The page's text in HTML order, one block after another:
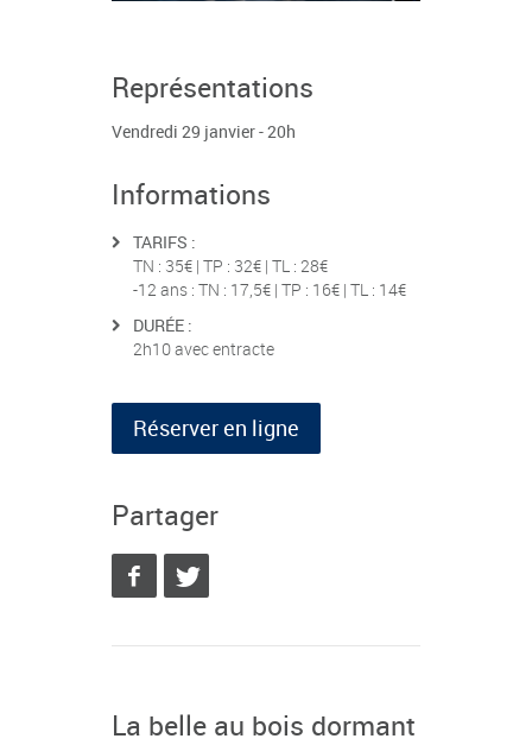
Représentations
Vendredi 29 janvier - 20h
Informations
TARIFS :
TN : 35€ | TP : 32€ | TL : 28€
-12 ans : TN : 17,5€ | TP : 16€ | TL : 14€
DURÉE :
2h10 avec entracte
Réserver en ligne
Partager
La belle au bois dormant